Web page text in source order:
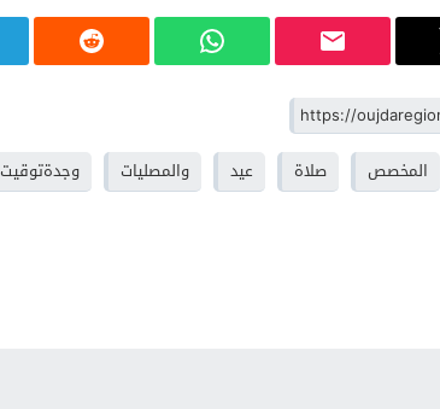
المخصص صلاة عيد والمصليات وجدةتوقيت